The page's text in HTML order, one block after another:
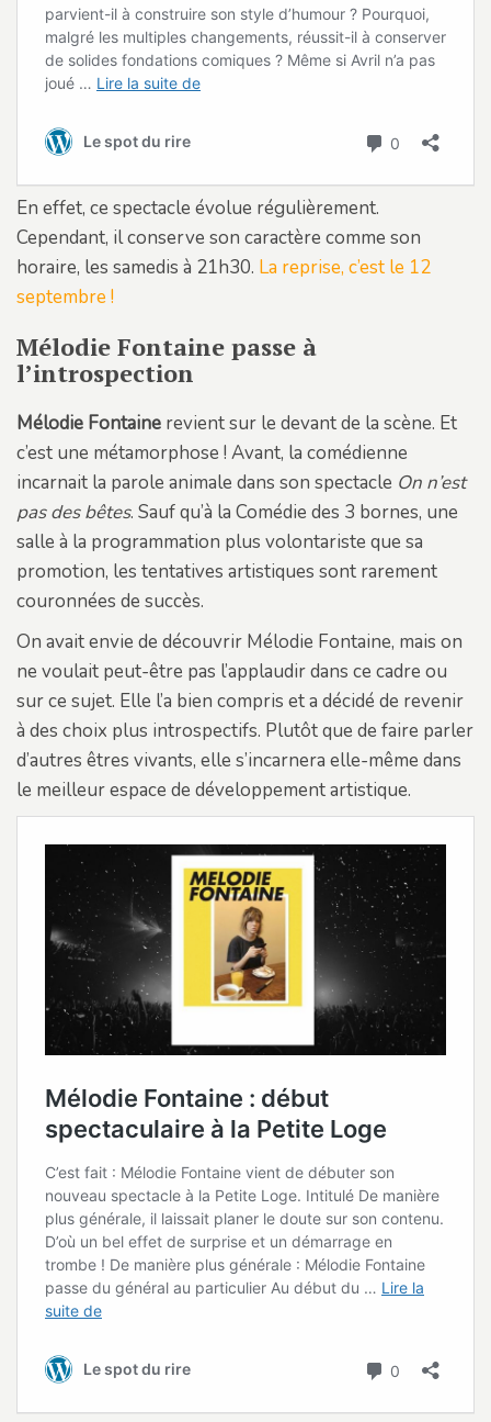
En effet, ce spectacle évolue régulièrement.
Cependant, il conserve son caractère comme son
horaire, les samedis à 21h30. La reprise, c’est le 12
septembre !
Mélodie Fontaine passe à
l’introspection
Mélodie Fontaine revient sur le devant de la scène. Et
c’est une métamorphose ! Avant, la comédienne
incarnait la parole animale dans son spectacle On n’est
pas des bêtes. Sauf qu’à la Comédie des 3 bornes, une
salle à la programmation plus volontariste que sa
promotion, les tentatives artistiques sont rarement
couronnées de succès.
On avait envie de découvrir Mélodie Fontaine, mais on
ne voulait peut-être pas l’applaudir dans ce cadre ou
sur ce sujet. Elle l’a bien compris et a décidé de revenir
à des choix plus introspectifs. Plutôt que de faire parler
d’autres êtres vivants, elle s’incarnera elle-même dans
le meilleur espace de développement artistique.